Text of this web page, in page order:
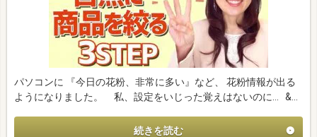
パソコンに 『今日の花粉、非常に多い』など、 花粉情報が出る
ようになりました。 私、設定をいじった覚えはないのに… &…
続きを読む